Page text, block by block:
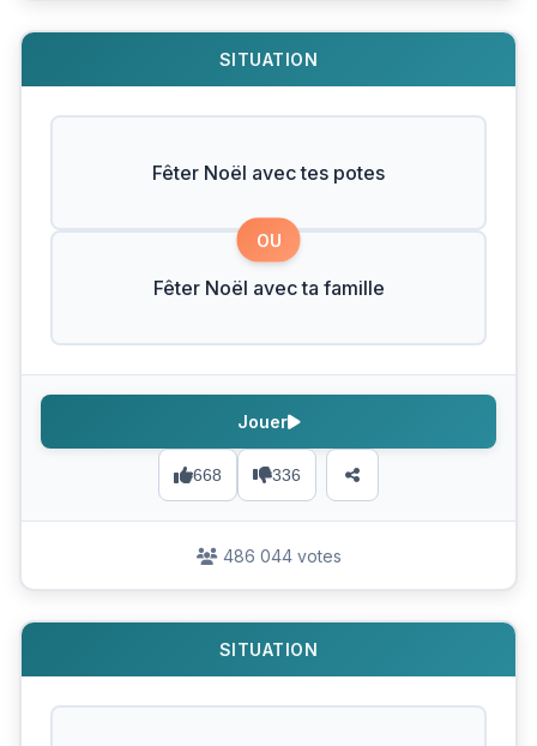
SITUATION
Fêter Noël avec tes potes
OU
Fêter Noël avec ta famille
668 336
Jouer
486 044 votes
SITUATION